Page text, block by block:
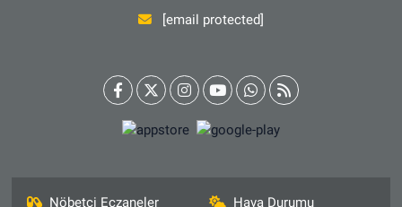
[email protected]
Nöbetçi Eczaneler Hava Durumu